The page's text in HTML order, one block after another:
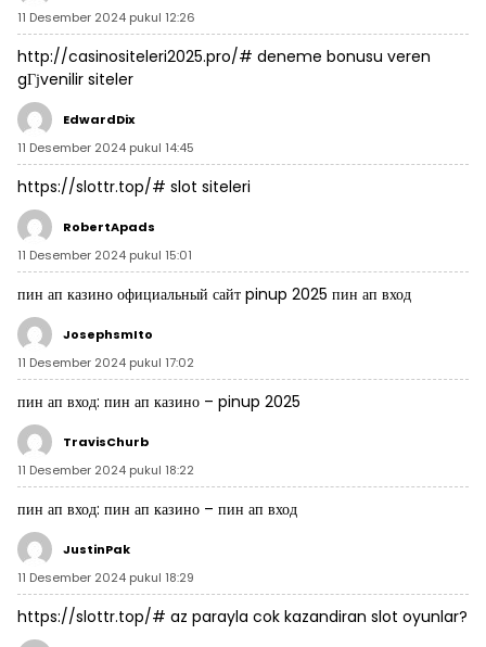
11 Desember 2024 pukul 12:26
http://casinositeleri2025.pro/# deneme bonusu veren
gГјvenilir siteler
EdwardDix
11 Desember 2024 pukul 14:45
https://slottr.top/# slot siteleri
RobertApads
11 Desember 2024 pukul 15:01
пин ап казино официальный сайт pinup 2025 пин ап вход
JosephsmIto
11 Desember 2024 pukul 17:02
пин ап вход: пин ап казино – pinup 2025
TravisChurb
11 Desember 2024 pukul 18:22
пин ап вход: пин ап казино – пин ап вход
JustinPak
11 Desember 2024 pukul 18:29
https://slottr.top/# az parayla cok kazandiran slot oyunlar?